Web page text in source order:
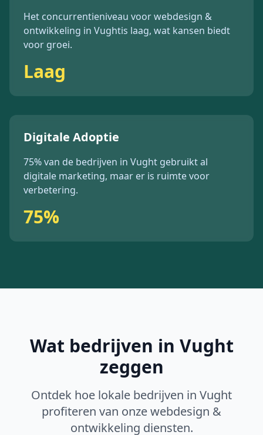
Het concurrentieniveau voorwebdesign &
ontwikkeling in Vughtis laag, wat kansen biedt
voor groei.
Laag
Digitale Adoptie
75%van de bedrijven in Vught gebruikt al
digitale marketing, maar er is ruimte voor
verbetering.
75%
Wat bedrijven in Vught
zeggen
Ontdek hoe lokale bedrijven in Vught
profiteren van onzewebdesign &
ontwikkeling diensten.